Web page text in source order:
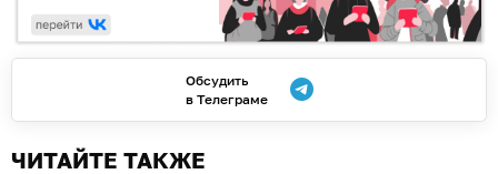
Обсудить
в Телеграме
ЧИТАЙТЕ ТАКЖЕ